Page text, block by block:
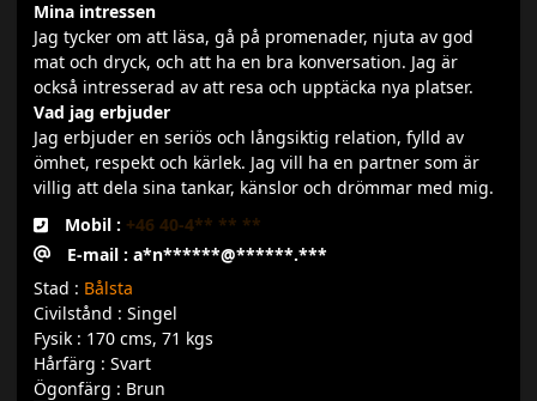
Mina intressen
Jag tycker om att läsa, gå på promenader, njuta av god
mat och dryck, och att ha en bra konversation. Jag är
också intresserad av att resa och upptäcka nya platser.
Vad jag erbjuder
Jag erbjuder en seriös och långsiktig relation, fylld av
ömhet, respekt och kärlek. Jag vill ha en partner som är
villig att dela sina tankar, känslor och drömmar med mig.
Mobil : +46 40-4** ** **
E-mail : a*n******@******.***
Stad : Bålsta
Civilstånd : Singel
Fysik : 170 cms, 71 kgs
Hårfärg : Svart
Ögonfärg : Brun